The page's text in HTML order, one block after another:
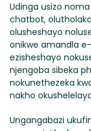
Udinga usizo
chatbot,
olusheshayo
onikwe amandla
ezisheshayo
njengoba sibeka
nokunethezeka
nakho
Ungangabazi